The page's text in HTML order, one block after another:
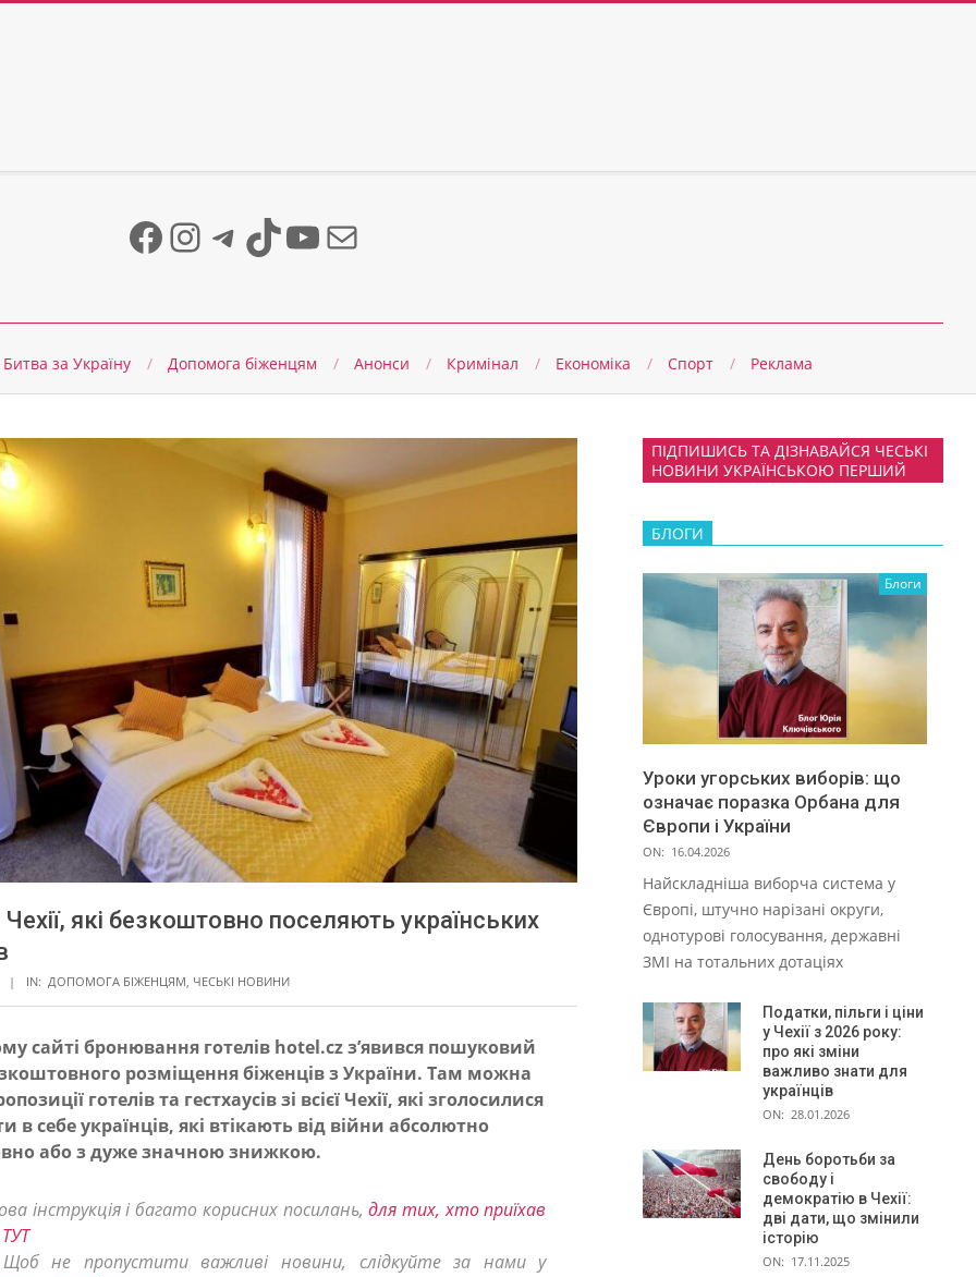
Facebook
Instagram
Telegram
TikTok
YouTube
Mail
Битва за Україну Допомога біженцям Анонси Кримінал Економіка Спорт Реклама
Чехії, які безкоштовно поселяють українських
IN: ДОПОМОГА БІЖЕНЦЯМ, ЧЕСЬКІ НОВИНИ
сайті бронювання готелів hotel.cz з’явився пошуковий
розміщення біженців з України. Там можна
готелів та гестхаусів зі всієї Чехії, які зголосилися
в себе українців, які втікають від війни абсолютно
або з дуже значною знижкою.
інструкція і багато корисних посилань,для тих, хто приїхав
Щоб не пропустити важливі новини, слідкуйте за нами у
ПІДПИШИСЬ ТА ДІЗНАВАЙСЯ ЧЕСЬКІ
НОВИНИ УКРАЇНСЬКОЮ ПЕРШИЙ
БЛОГИ
Блоги
Уроки угорських виборів: що
означає поразка Орбана для
Європи і України
ON: 16.04.2026
Найскладніша виборча система у
Європі, штучно нарізані округи,
однотурові голосування, державні
ЗМІ на тотальних дотаціях
Податки, пільги і ціни
у Чехії з 2026 року:
про які зміни
важливо знати для
українців
ON: 28.01.2026
День боротьби за
свободу і
демократію в Чехії:
дві дати, що змінили
історію
ON: 17.11.2025